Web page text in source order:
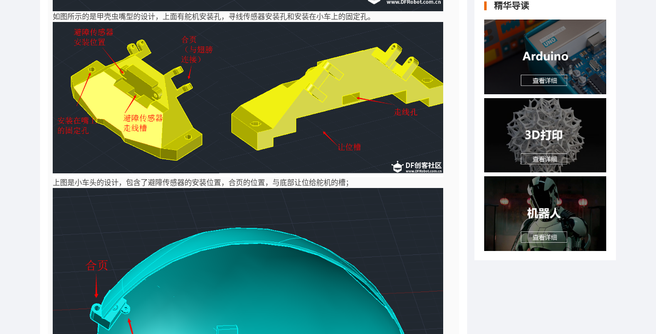
如图所示的是甲壳虫嘴型的设计，上面有舵机安装孔，寻线传感器安装孔和安装在小车上的固定孔。
上图是小车头的设计，包含了避障传感器的安装位置，合页的位置，与底部让位给舵机的槽；
精华导读